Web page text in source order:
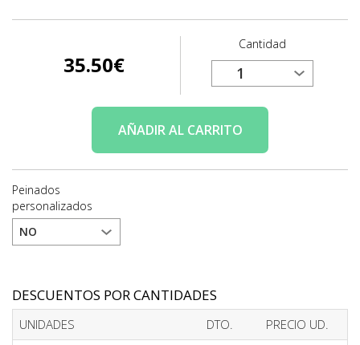
35.50€
Cantidad
AÑADIRAL CARRITO
Peinados
personalizados
DESCUENTOS POR CANTIDADES
UNIDADES DTO.
PRECIO UD.